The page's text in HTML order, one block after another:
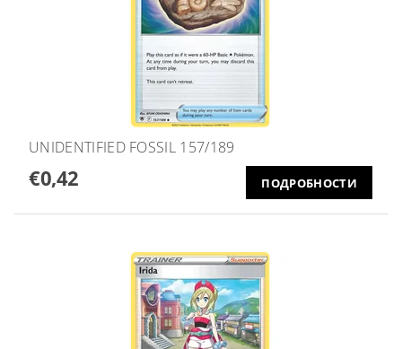
UNIDENTIFIED FOSSIL 157/189
€0,42 ПОДРОБНОСТИ